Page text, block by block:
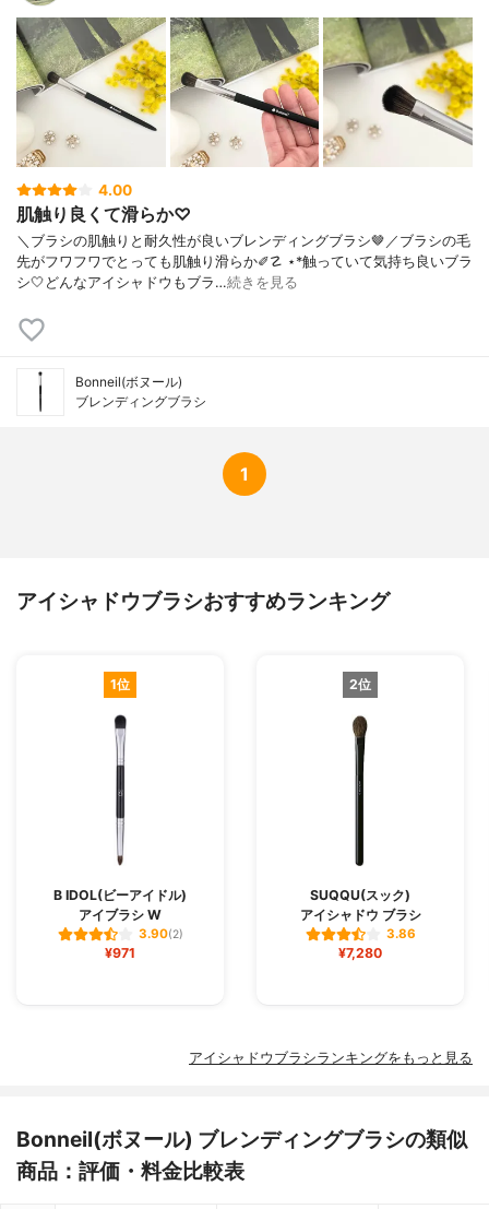
4.00
肌触り良くて滑らか♡
＼ブラシの肌触りと耐久性が良いブレンディングブラシ🤎／ブラシの毛
先がフワフワでとっても肌触り滑らか✐☡ ⋆*触っていて気持ち良いブラ
シ🤍どんなアイシャドウもブラ…続きを見る
Bonneil(ボヌール)
ブレンディングブラシ
1
アイシャドウブラシおすすめランキング
1位
B IDOL(ビーアイドル)
アイブラシ W
3.90(2)
¥971
2位
SUQQU(スック)
アイシャドウ ブラシ
3.86
¥7,280
アイシャドウブラシランキングをもっと見る
Bonneil(ボヌール) ブレンディングブラシの類似
商品：評価・料金比較表